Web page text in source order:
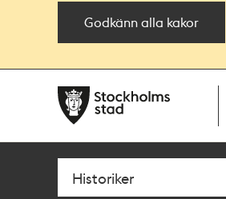
Godkänn alla kakor
navigationen
huvudinnehållet
Sök